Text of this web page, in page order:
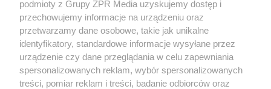
jak schłodzić dom za darmo
Więcej
podmioty z Grupy ZPR Media uzyskujemy dostęp i
przechowujemy informacje na urządzeniu oraz
przetwarzamy dane osobowe, takie jak unikalne
identyfikatory, standardowe informacje wysyłane przez
urządzenie czy dane przeglądania w celu zapewniania
spersonalizowanych reklam, wybór spersonalizowanych
treści, pomiar reklam i treści, badanie odbiorców oraz